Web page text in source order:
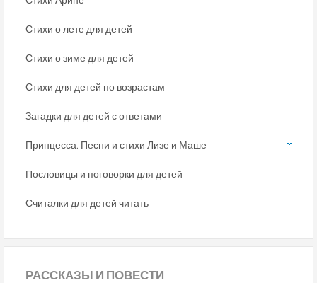
Стихи о лете для детей
Стихи о зиме для детей
Стихи для детей по возрастам
Загадки для детей с ответами
Принцесса. Песни и стихи Лизе и Маше
Пословицы и поговорки для детей
Считалки для детей читать
РАССКАЗЫ И ПОВЕСТИ